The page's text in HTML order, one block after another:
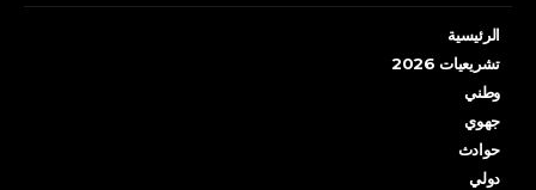
الرئيسية
تشريعيات 2026
وطني
جهوي
حوادث
دولي